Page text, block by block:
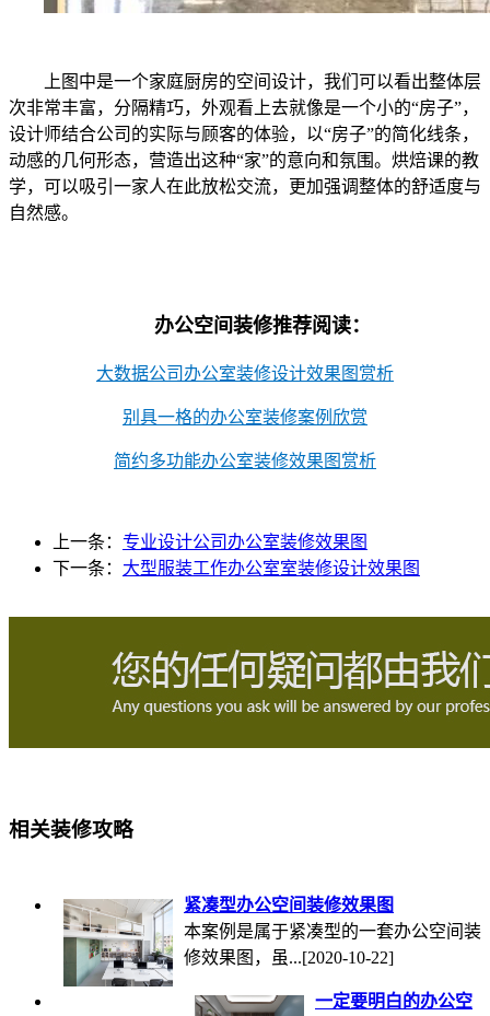
上图中是一个家庭厨房的空间设计，我们可以看出整体层
次非常丰富，分隔精巧，外观看上去就像是一个小的“房子”，
设计师结合公司的实际与顾客的体验，以“房子”的简化线条，
动感的几何形态，营造出这种“家”的意向和氛围。烘焙课的教
学，可以吸引一家人在此放松交流，更加强调整体的舒适度与
自然感。
办公空间装修推荐阅读：
大数据公司办公室装修设计效果图赏析
别具一格的办公室装修案例欣赏
简约多功能办公室装修效果图赏析
上一条： 专业设计公司办公室装修效果图
下一条： 大型服装工作办公室室装修设计效果图
相关装修攻略
紧凑型办公空间装修效果图
本案例是属于紧凑型的一套办公空间装
修效果图，虽...[2020-10-22]
一定要明白的办公空